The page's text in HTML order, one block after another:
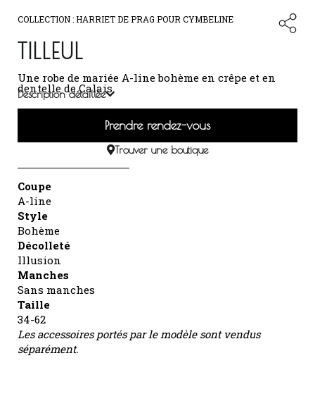
COLLECTION :HARRIET DE PRAG POUR CYMBELINE
TILLEUL
Une robe de mariée A-line bohème en crêpe et en
dentelle de Calais.
Description détaillée
Prendre rendez-vous
Trouver une boutique
Coupe
A-line
Style
Bohème
Décolleté
Illusion
Manches
Sans manches
Taille
34-62
Les accessoires portés par le modèle sont vendus
séparément.